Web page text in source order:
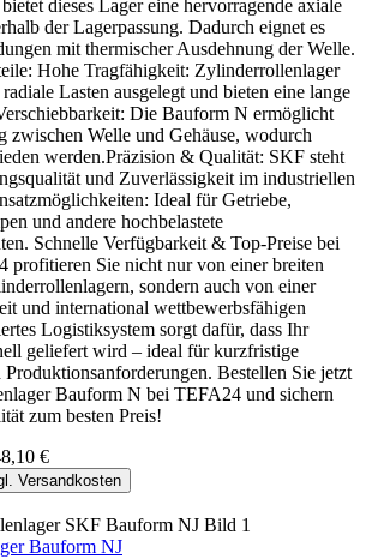
dieses Lager eine hervorragende axiale
der Lagerpassung. Dadurch eignet es
mit thermischer Ausdehnung der Welle.
Hohe Tragfähigkeit: Zylinderrollenlager
Lasten ausgelegt und bieten eine lange
Die Bauform N ermöglicht
zwischen Welle und Gehäuse, wodurch
werden.Präzision & Qualität: SKF steht
und Zuverlässigkeit im industriellen
Ideal für Getriebe,
und andere hochbelastete
Schnelle Verfügbarkeit & Top-Preise bei
Sie nicht nur von einer breiten
sondern auch von einer
und international wettbewerbsfähigen
Logistiksystem sorgt dafür, dass Ihr
geliefert wird – ideal für kurzfristige
Bestellen Sie jetzt
Bauform N bei TEFA24 und sichern
zum besten Preis!
€
Versandkosten
Bauform NJ